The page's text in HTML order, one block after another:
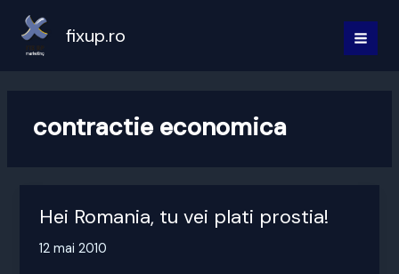
content
fixup.ro
contractie economica
Hei Romania, tu vei plati prostia!
12 mai 2010